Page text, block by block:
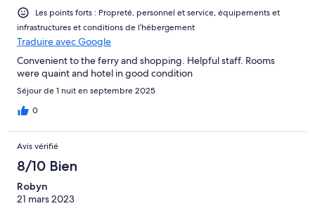
Les points forts : Propreté, personnel et service, équipements et
infrastructures et conditions de l’hébergement
Traduire avec Google
Convenient to the ferry and shopping. Helpful staff. Rooms
were quaint and hotel in good condition
Séjour de 1 nuit en septembre 2025
0
Avis vérifié
8/10 Bien
Robyn
21 mars 2023